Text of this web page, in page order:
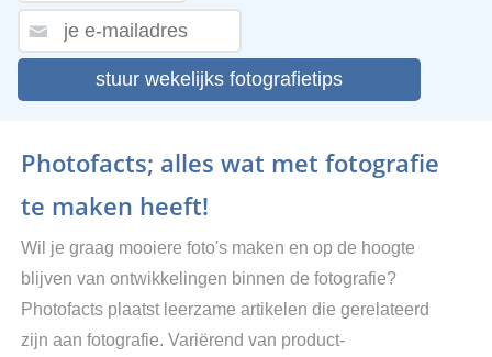
stuur wekelijks fotografietips
Photofacts; alles wat met fotografie
te maken heeft!
Wil je graag mooiere foto's maken en op de hoogte
blijven van ontwikkelingen binnen de fotografie?
Photofacts plaatst leerzame artikelen die gerelateerd
zijn aan fotografie. Variërend van product-